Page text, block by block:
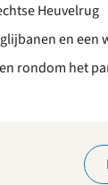
het
Heuvelrug
en een
rondom het